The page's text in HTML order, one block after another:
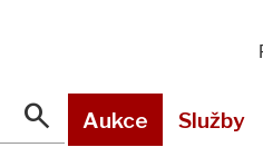
search Aukce Služby